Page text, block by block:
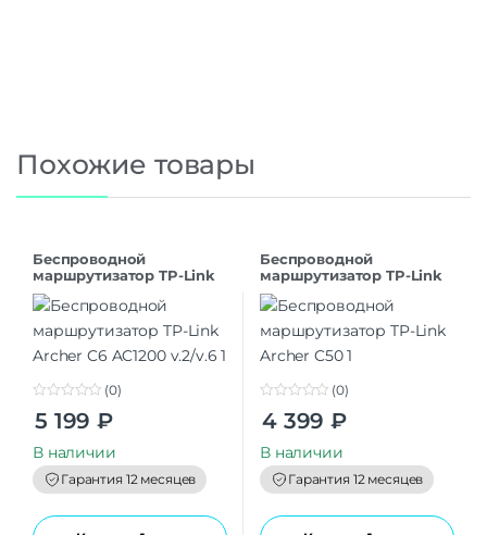
Похожие товары
Беспроводной
маршрутизатор TP-Link
Archer C6 AC1200 v.2/v.6
o
t
o
f
5
(0)
5 199 ₽
В наличии
Гарантия 12 месяцев
Беспроводной
маршрутизатор TP-Link
Archer C50
o
t
o
f
5
(0)
4 399 ₽
В наличии
Гарантия 12 месяцев